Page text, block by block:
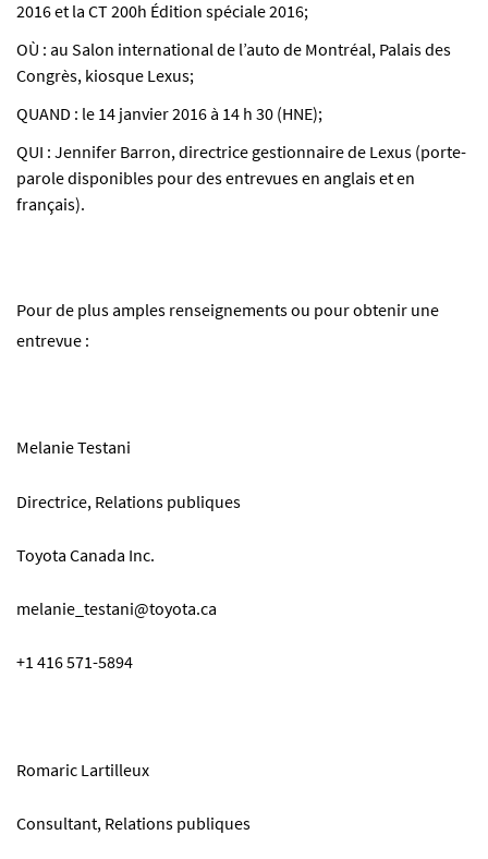
2016 et la CT 200h Édition spéciale 2016;
OÙ : au Salon international de l’auto de Montréal, Palais des
Congrès, kiosque Lexus;
QUAND : le 14 janvier 2016 à 14 h 30 (HNE);
QUI : Jennifer Barron, directrice gestionnaire de Lexus (porte-
parole disponibles pour des entrevues en anglais et en
français).
Pour de plus amples renseignements ou pour obtenir une
entrevue :
Melanie Testani
Directrice, Relations publiques
Toyota Canada Inc.
melanie_testani@toyota.ca
+1 416 571-5894
Romaric Lartilleux
Consultant, Relations publiques